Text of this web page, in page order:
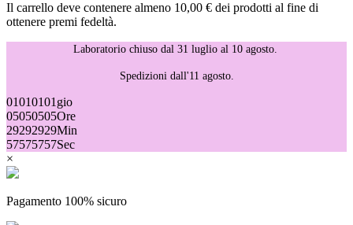
Il carrello deve contenere almeno 10,00 € dei prodotti al fine di
ottenere premi fedeltà.
Laboratorio chiuso dal 31 luglio al 10 agosto.
Spedizioni dall'11 agosto.
01010101 gio
05050505Ore
29292929Min
57575757Sec
×
Pagamento 100% sicuro